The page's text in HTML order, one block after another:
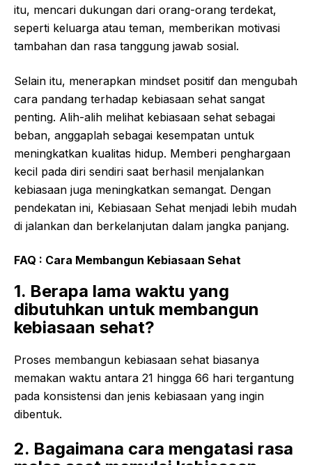
itu, mencari dukungan dari orang-orang terdekat,
seperti keluarga atau teman, memberikan motivasi
tambahan dan rasa tanggung jawab sosial.
Selain itu, menerapkan mindset positif dan mengubah
cara pandang terhadap kebiasaan sehat sangat
penting. Alih-alih melihat kebiasaan sehat sebagai
beban, anggaplah sebagai kesempatan untuk
meningkatkan kualitas hidup. Memberi penghargaan
kecil pada diri sendiri saat berhasil menjalankan
kebiasaan juga meningkatkan semangat. Dengan
pendekatan ini, Kebiasaan Sehat menjadi lebih mudah
di jalankan dan berkelanjutan dalam jangka panjang.
FAQ : Cara Membangun Kebiasaan Sehat
1. Berapa lama waktu yang
dibutuhkan untuk membangun
kebiasaan sehat?
Proses membangun kebiasaan sehat biasanya
memakan waktu antara 21 hingga 66 hari tergantung
pada konsistensi dan jenis kebiasaan yang ingin
dibentuk.
2. Bagaimana cara mengatasi rasa